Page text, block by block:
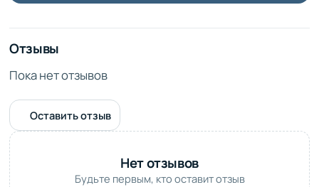
Отзывы
Пока нет отзывов
Оставить отзыв
Нет отзывов
Будьте первым, кто оставит отзыв